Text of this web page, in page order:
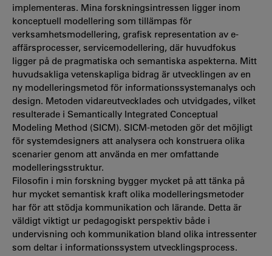
implementeras. Mina forskningsintressen ligger inom
konceptuell modellering som tillämpas för
verksamhetsmodellering, grafisk representation av e-
affärsprocesser, servicemodellering, där huvudfokus
ligger på de pragmatiska och semantiska aspekterna. Mitt
huvudsakliga vetenskapliga bidrag är utvecklingen av en
ny modelleringsmetod för informationssystemanalys och
design. Metoden vidareutvecklades och utvidgades, vilket
resulterade i Semantically Integrated Conceptual
Modeling Method (SICM). SICM-metoden gör det möjligt
för systemdesigners att analysera och konstruera olika
scenarier genom att använda en mer omfattande
modelleringsstruktur.
Filosofin i min forskning bygger mycket på att tänka på
hur mycket semantisk kraft olika modelleringsmetoder
har för att stödja kommunikation och lärande. Detta är
väldigt viktigt ur pedagogiskt perspektiv både i
undervisning och kommunikation bland olika intressenter
som deltar i informationssystem utvecklingsprocess.